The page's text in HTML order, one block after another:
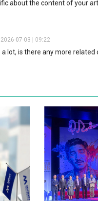
about the content of your
2026-07-03 | 09:22
lot, is there any more related